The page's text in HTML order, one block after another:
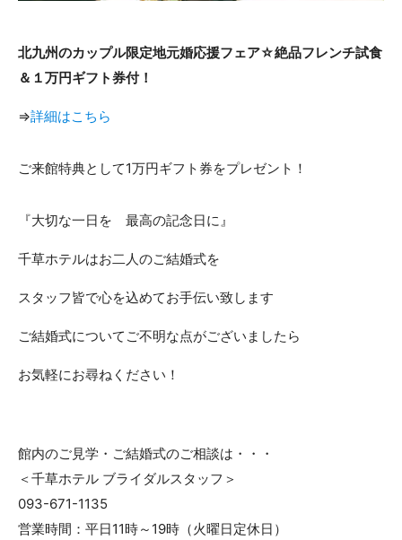
北九州のカップル限定地元婚応援フェア☆絶品フレンチ試食
＆１万円ギフト券付！
⇒詳細はこちら
ご来館特典として1万円ギフト券をプレゼント！
『大切な一日を 最高の記念日に』
千草ホテルはお二人のご結婚式を
スタッフ皆で心を込めてお手伝い致します
ご結婚式についてご不明な点がございましたら
お気軽にお尋ねください！
館内のご見学・ご結婚式のご相談は・・・
＜千草ホテル ブライダルスタッフ＞
093-671-1135
営業時間：平日11時～19時（火曜日定休日）